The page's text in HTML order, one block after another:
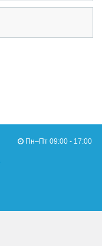
Пн–Пт 09:00 - 17:00